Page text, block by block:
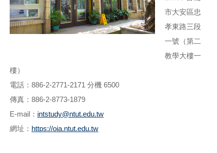
市大安區忠
孝東路三段
一號（第二
教學大樓一
樓）
電話：886-2-2771-2171 分機 6500
傳真：886-2-8773-1879
E-mail： intstudy@ntut.edu.tw
網址： https://oia.ntut.edu.tw